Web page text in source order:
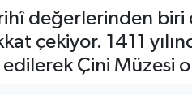
değerlerinden biri
çekiyor. 1411
Çini Müzesi